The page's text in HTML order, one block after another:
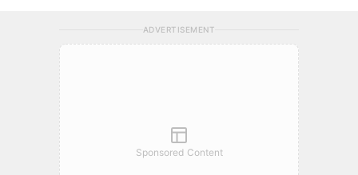
ADVERTISEMENT
Sponsored Content